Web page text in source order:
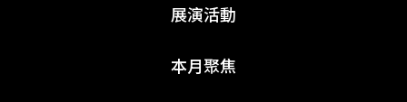
展演活動
本月聚焦